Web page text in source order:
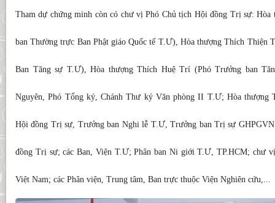
Tham dự chứng minh còn có chư vị Phó Chủ tịch Hội đồng Trị sự:
ban Thường trực Ban Phật giáo Quốc tế T.Ư), Hòa thượng Thích Thiện
Ban Tăng sự T.Ư), Hòa thượng Thích Huệ Trí (Phó Trưởng ban
Nguyên, Phó Tổng ký, Chánh Thư ký Văn phòng II T.Ư; Hòa
Hội đồng Trị sự, Trưởng ban Nghi lễ T.Ư, Trưởng ban Trị sự
đồng Trị sự; các Ban, Viện T.Ư; Phân ban Ni giới T.Ư, TP.HCM; chư
Việt Nam; các Phân viện, Trung tâm, Ban trực thuộc Viện Nghiên cứu,...